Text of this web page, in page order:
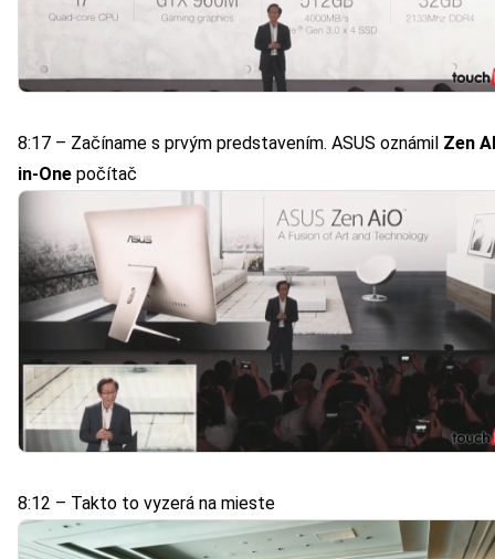
8:17 – Začíname s prvým predstavením. ASUS oznámil Zen
in-One počítač
8:12 – Takto to vyzerá na mieste